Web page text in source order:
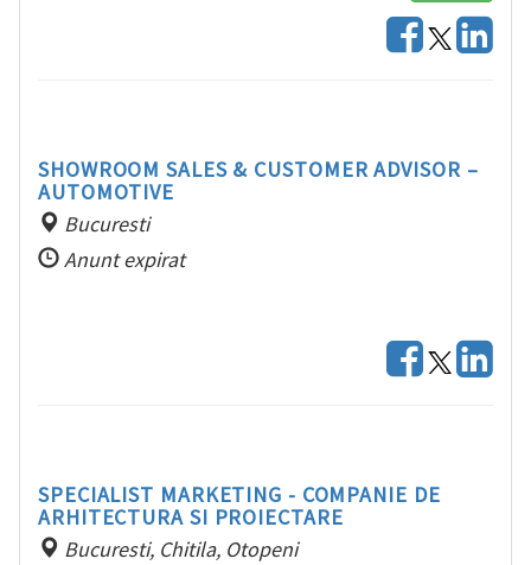
SHOWROOM SALES & CUSTOMER ADVISOR –
AUTOMOTIVE
Bucuresti
Anunt expirat
SPECIALIST MARKETING - COMPANIE DE
ARHITECTURA SI PROIECTARE
Bucuresti, Chitila, Otopeni